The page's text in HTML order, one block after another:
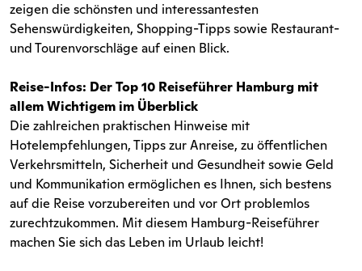
zeigen die schönsten und interessantesten
Sehenswürdigkeiten, Shopping-Tipps sowie Restaurant-
und Tourenvorschläge auf einen Blick.
Reise-Infos: Der Top 10 Reiseführer Hamburg mit
allem Wichtigem im Überblick
Die zahlreichen praktischen Hinweise mit
Hotelempfehlungen, Tipps zur Anreise, zu öffentlichen
Verkehrsmitteln, Sicherheit und Gesundheit sowie Geld
und Kommunikation ermöglichen es Ihnen, sich bestens
auf die Reise vorzubereiten und vor Ort problemlos
zurechtzukommen. Mit diesem Hamburg-Reiseführer
machen Sie sich das Leben im Urlaub leicht!